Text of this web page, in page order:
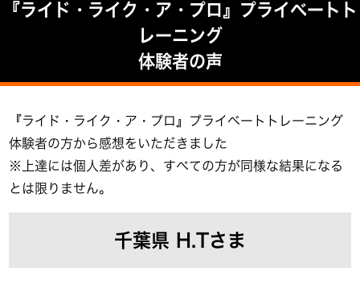
『ライド・ライク・ア・プロ』プライベートト
レーニング
体験者の声
『ライド・ライク・ア・プロ』プライベートトレーニング
体験者の方から感想をいただきました
※上達には個人差があり、すべての方が同様な結果になる
とは限りません。
千葉県 H.Tさま